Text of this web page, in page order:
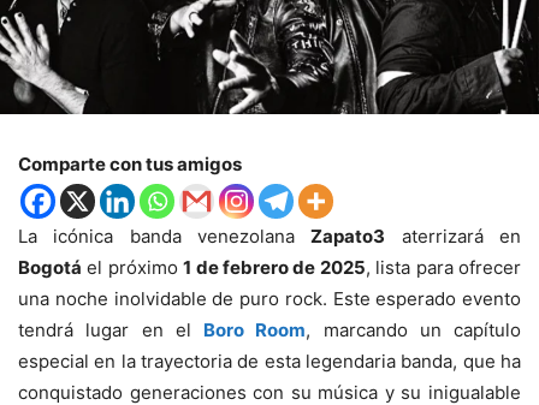
Comparte con tus amigos
La icónica banda venezolanaZapato3 aterrizará en
Bogotá el próximo1 de febrero de 2025, lista para ofrecer
una noche inolvidable de puro rock. Este esperado evento
tendrá lugar en el Boro Room, marcando un capítulo
especial en la trayectoria de esta legendaria banda, que ha
conquistado generaciones con su música y su inigualable